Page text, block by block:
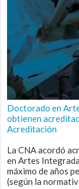
Doctorado en
obtienen
Acreditación
La CNA acordó
en Artes
máximo de años
(según la